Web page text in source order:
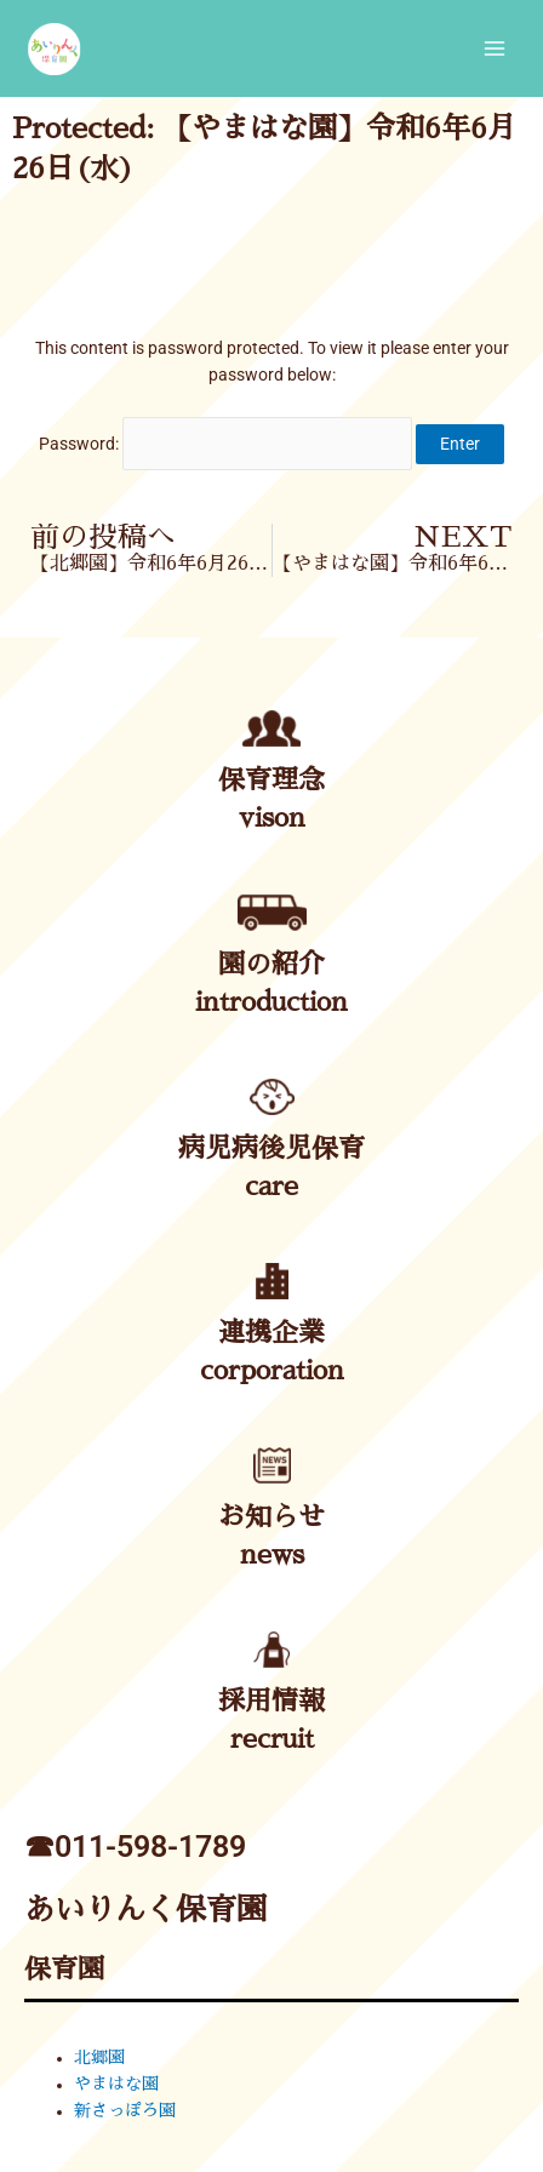
content
Protected: 【やまはな園】令和6年6月
26日(水)
This content is password protected. To view it please enter your
password below:
Password:
Prev
前の投稿へ
【北郷園】令和6年6月26日(水)
NEXT
【やまはな園】令和6年6月27日(木)
保育理念
vison
園の紹介
introduction
病児病後児保育
care
連携企業
corporation
お知らせ
news
採用情報
recruit
☎︎011-598-1789
あいりんく保育園
保育園
北郷園
やまはな園
新さっぽろ園